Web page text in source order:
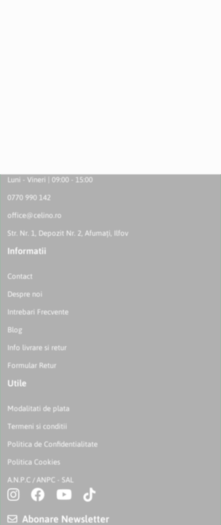
Luni - Vineri | 09:00 - 15:00
0770 990 142
office@celino.ro
Str. Nr. 1, Depozit Nr. 2, Afumați, Ilfov
Informatii
Contact
Despre noi
Intrebari Frecvente
Blog
Info livrare si retur
Formular Retur
Utile
Modalitati de plata
Termeni si conditii
Politica de Confidentialitate
Politica Cookies
A.N.P.C / ANPC - SAL
Abonare Newsletter